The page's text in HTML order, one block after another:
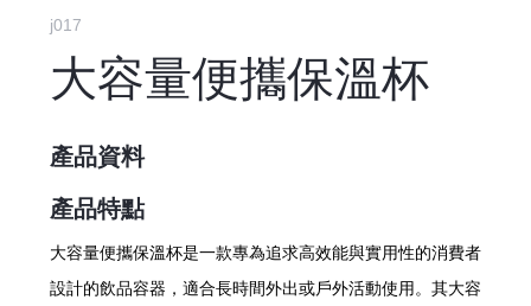
j017
大容量便攜保溫杯
產品資料
產品特點
大容量便攜保溫杯是一款專為追求高效能與實用性的消費者
設計的飲品容器，適合長時間外出或戶外活動使用。其大容